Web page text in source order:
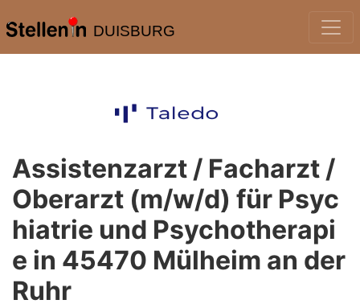
DUISBURG
Assistenzarzt / Facharzt /
Oberarzt (m/w/d) für Psyc
hiatrie und Psychotherapi
e in 45470 Mülheim an der
Ruhr